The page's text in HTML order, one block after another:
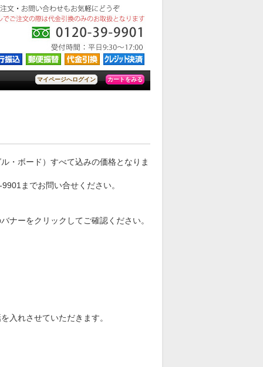
マイページへログイン カートをみる
・ボード）すべて込みの価格となりま
までお問い合せください。
ナーをクリックしてご確認ください。
入れさせていただきます。